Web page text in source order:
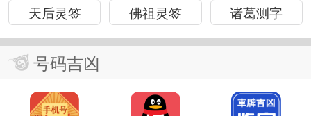
天后灵签
佛祖灵签 诸葛测字
号码吉凶